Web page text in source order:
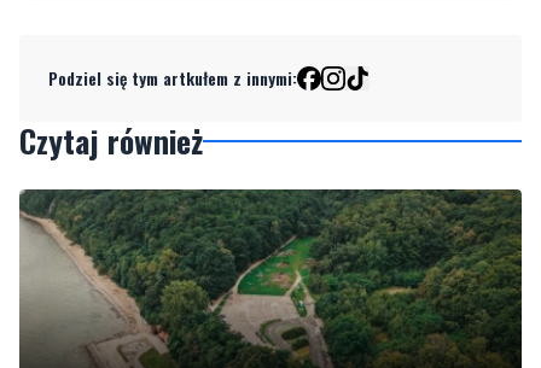
Podziel się tym artkułem z innymi:
Czytaj również